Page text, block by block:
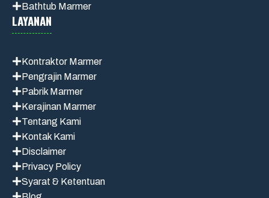
Bathtub Marmer
LAYANAN
Kontraktor Marmer
Pengrajin Marmer
Pabrik Marmer
Kerajinan Marmer
Tentang Kami
Kontak Kami
Disclaimer
Privacy Policy
Syarat & Ketentuan